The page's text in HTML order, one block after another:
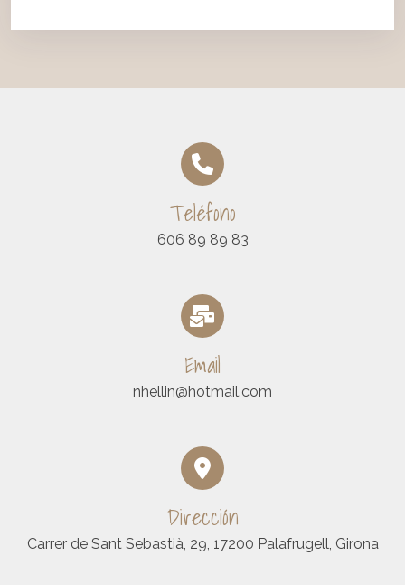
Teléfono
606 89 89 83
Email
nhellin@hotmail.com
Dirección
Carrer de Sant Sebastià, 29, 17200 Palafrugell, Girona